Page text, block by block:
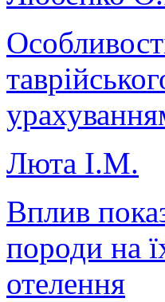
Люта І.М.
Вплив
породи на
отелення